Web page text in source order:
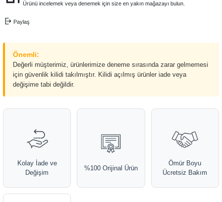
Ürünü incelemek veya denemek için size en yakın mağazayı bulun.
Paylaş
Önemli:
Değerli müşterimiz, ürünlerimize deneme sırasında zarar gelmemesi
için güvenlik kilidi takılmıştır. Kilidi açılmış ürünler iade veya
değişime tabi değildir.
Kolay İade ve
Değişim
%100 Orijinal Ürün
Ömür Boyu
Ücretsiz Bakım